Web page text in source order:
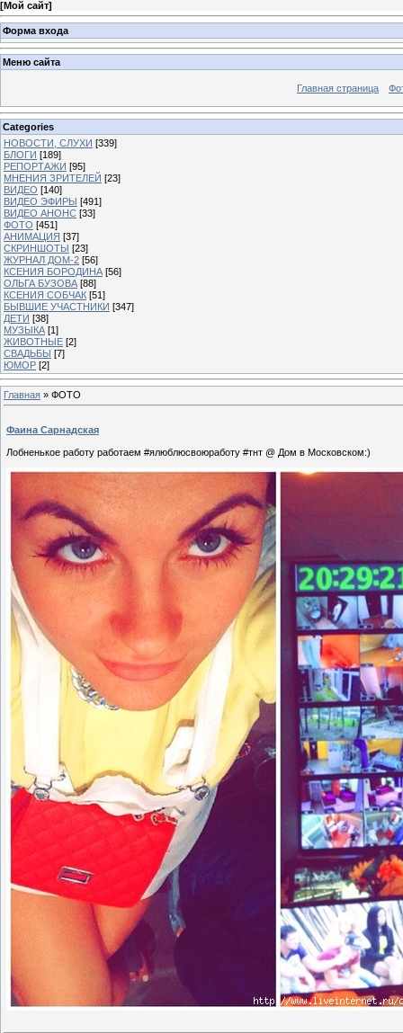
[Мой сайт]
Форма входа
Меню сайта
Главная страница
Categories
НОВОСТИ, СЛУХИ [339]
БЛОГИ [189]
РЕПОРТАЖИ [95]
МНЕНИЯ ЗРИТЕЛЕЙ [23]
ВИДЕО [140]
ВИДЕО ЭФИРЫ [491]
ВИДЕО АНОНС [33]
ФОТО [451]
АНИМАЦИЯ [37]
СКРИНШОТЫ [23]
ЖУРНАЛ ДОМ-2 [56]
КСЕНИЯ БОРОДИНА [56]
ОЛЬГА БУЗОВА [88]
КСЕНИЯ СОБЧАК [51]
БЫВШИЕ УЧАСТНИКИ [347]
ДЕТИ [38]
МУЗЫКА [1]
ЖИВОТНЫЕ [2]
СВАДЬБЫ [7]
ЮМОР [2]
Главная » ФОТО
Фаина Сарнадская
Лобненькое работу работаем #ялюблюсвоюработу #тнт @ Дом в Московском:)